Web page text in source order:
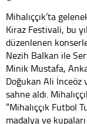
Mihalıççık’ta
Kiraz Festivali, bu
düzenlenen
Nezih Balkan ile
Minik Mustafa,
Doğukan Ali
sahne aldı.
“Mihalıççık Futbol
madalya ve